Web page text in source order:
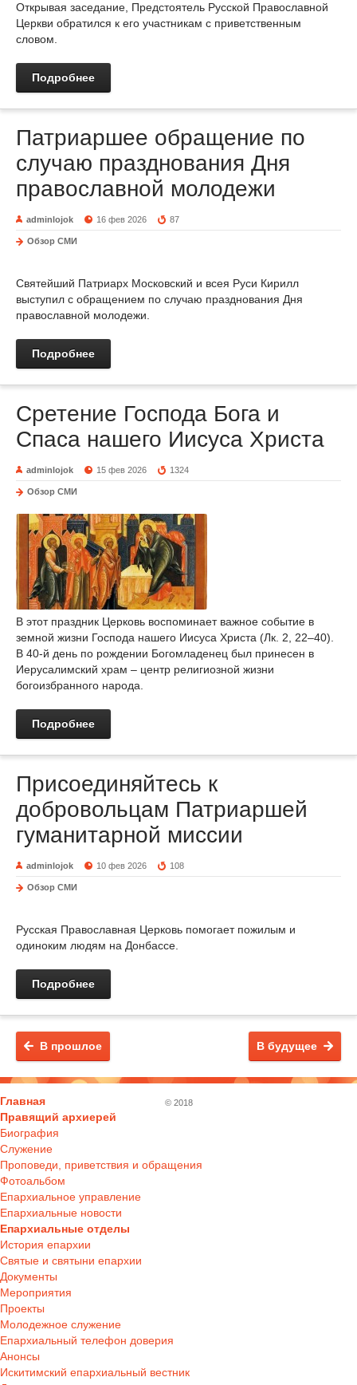
Открывая заседание, Предстоятель Русской Православной
Церкви обратился к его участникам с приветственным
словом.
Подробнее
Патриаршее обращение по
случаю празднования Дня
православной молодежи
adminlojok 16 фев 2026 87
Обзор СМИ
Святейший Патриарх Московский и всея Руси Кирилл
выступил с обращением по случаю празднования Дня
православной молодежи.
Подробнее
Сретение Господа Бога и
Спаса нашего Иисуса Христа
adminlojok 15 фев 2026 1324
Обзор СМИ
В этот праздник Церковь воспоминает важное событие в
земной жизни Господа нашего Иисуса Христа (Лк. 2, 22–40).
В 40-й день по рождении Богомладенец был принесен в
Иерусалимский храм – центр религиозной жизни
богоизбранного народа.
Подробнее
Присоединяйтесь к
добровольцам Патриаршей
гуманитарной миссии
adminlojok 10 фев 2026 108
Обзор СМИ
Русская Православная Церковь помогает пожилым и
одиноким людям на Донбассе.
Подробнее
В будущее
В прошлое
Главная
Правящий архиерей
Биография
Служение
Проповеди, приветствия и обращения
Фотоальбом
Епархиальное управление
Епархиальные новости
Епархиальные отделы
История епархии
Святые и святыни епархии
Документы
Мероприятия
Проекты
Молодежное служение
Епархиальный телефон доверия
Анонсы
Искитимский епархиальный вестник
© 2018